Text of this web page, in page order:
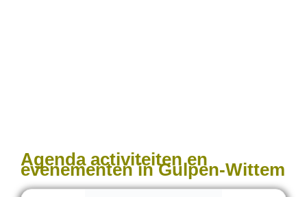
Agenda activiteiten en
evenementen in Gulpen-Wittem